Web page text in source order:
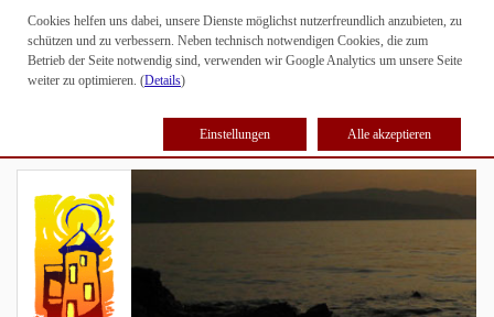
Cookies helfen uns dabei, unsere Dienste möglichst nutzerfreundlich anzubieten, zu
schützen und zu verbessern. Neben technisch notwendigen Cookies, die zum
Betrieb der Seite notwendig sind, verwenden wir Google Analytics um unsere Seite
weiter zu optimieren. (Details)
Einstellungen Alle akzeptieren